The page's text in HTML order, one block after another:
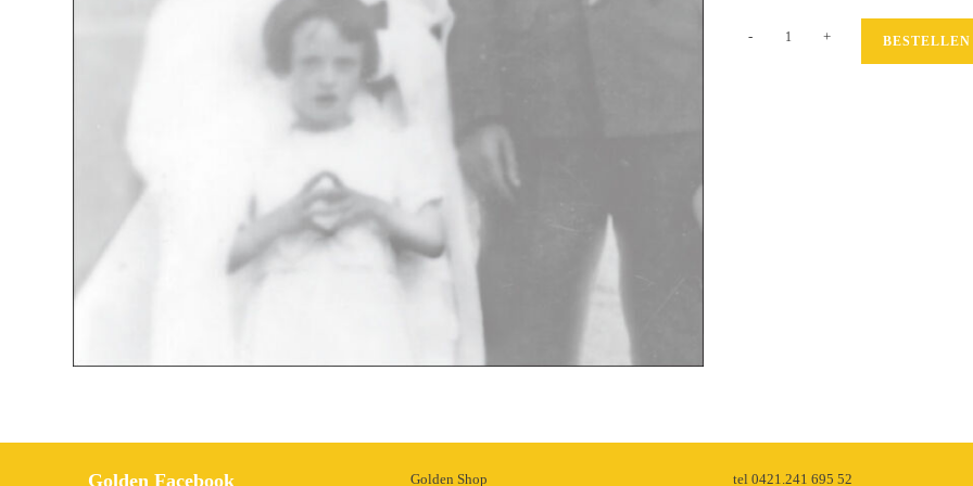
- + BESTELLEN
Golden Facebook Golden Shop tel 0421.241 695 52